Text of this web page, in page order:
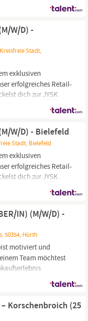
Store. Werde
Entwicklung und
W/D) -
Stadt,
exklusiven
erfolgreiches Retail-
dich zur JYSK
Store. Werde
Entwicklung und
W/D) - Bielefeld
Stadt, Bielefeld
exklusiven
erfolgreiches Retail-
dich zur JYSK
Store. Werde
Entwicklung und
IN) (M/W/D) -
50354, Hürth
motiviert und
Team möchtest
und ein
Team im Rahmen
dich jetzt!
– Korschenbroich (25